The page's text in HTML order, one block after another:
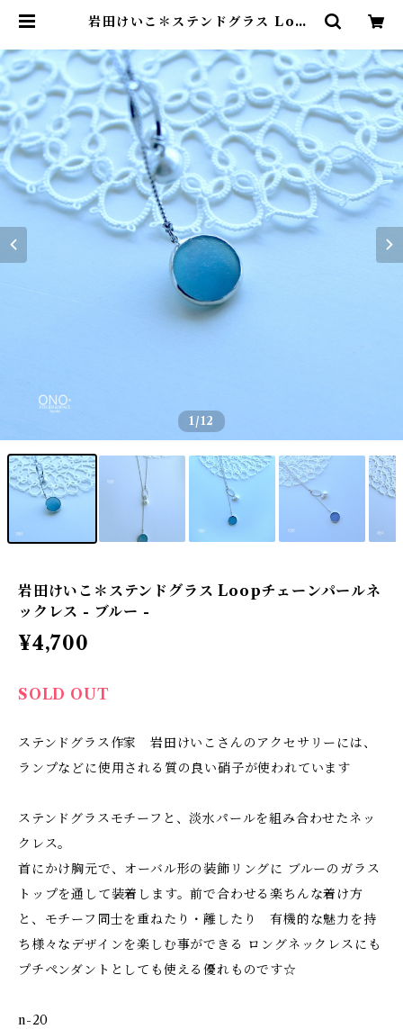
岩田けいこ＊ステンドグラス Loop
- | onospace
1/12
岩田けいこ＊ステンドグラス Loopチェーンパールネ
ックレス - ブルー -
¥4,700
SOLD OUT
ステンドグラス作家 岩田けいこさんのアクセサリーには、
ランプなどに使用される質の良い硝子が使われています
ステンドグラスモチーフと、淡水パールを組み合わせたネッ
クレス。
首にかけ胸元で、オーバル形の装飾リングに ブルーのガラス
トップを通して装着します。前で合わせる楽ちんな着け方
と、モチーフ同士を重ねたり・離したり 有機的な魅力を持
ち様々なデザインを楽しむ事ができる ロングネックレスにも
プチペンダントとしても使える優れものです☆
n-20